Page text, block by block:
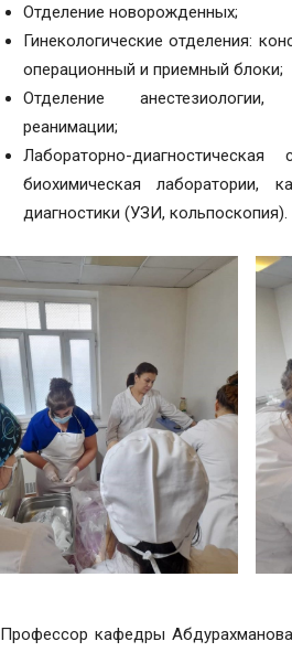
Отделение новорожденных;
Гинекологические отделения:
операционный и приемный блоки;
Отделение анестезиологии,
реанимации;
Лабораторно-
биохимическая лаборатории,
диагностики (УЗИ, кольпоскопия).
Профессор кафедры